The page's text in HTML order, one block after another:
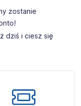
zostanie
dziś i ciesz się